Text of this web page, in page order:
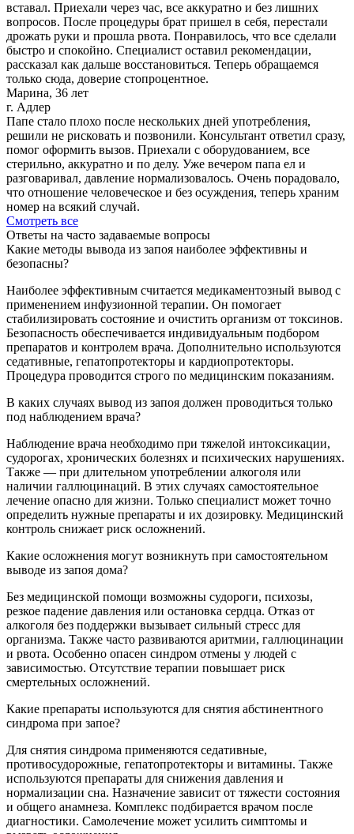
вставал. Приехали через час, все аккуратно и без лишних
вопросов. После процедуры брат пришел в себя, перестали
дрожать руки и прошла рвота. Понравилось, что все сделали
быстро и спокойно. Специалист оставил рекомендации,
рассказал как дальше восстановиться. Теперь обращаемся
только сюда, доверие стопроцентное.
Марина, 36 лет
г. Адлер
Папе стало плохо после нескольких дней употребления,
решили не рисковать и позвонили. Консультант ответил сразу,
помог оформить вызов. Приехали с оборудованием, все
стерильно, аккуратно и по делу. Уже вечером папа ел и
разговаривал, давление нормализовалось. Очень порадовало,
что отношение человеческое и без осуждения, теперь храним
номер на всякий случай.
Смотреть все
Ответы на часто задаваемые вопросы
Какие методы вывода из запоя наиболее эффективны и
безопасны?
Наиболее эффективным считается медикаментозный вывод с
применением инфузионной терапии. Он помогает
стабилизировать состояние и очистить организм от токсинов.
Безопасность обеспечивается индивидуальным подбором
препаратов и контролем врача. Дополнительно используются
седативные, гепатопротекторы и кардиопротекторы.
Процедура проводится строго по медицинским показаниям.
В каких случаях вывод из запоя должен проводиться только
под наблюдением врача?
Наблюдение врача необходимо при тяжелой интоксикации,
судорогах, хронических болезнях и психических нарушениях.
Также — при длительном употреблении алкоголя или
наличии галлюцинаций. В этих случаях самостоятельное
лечение опасно для жизни. Только специалист может точно
определить нужные препараты и их дозировку. Медицинский
контроль снижает риск осложнений.
Какие осложнения могут возникнуть при самостоятельном
выводе из запоя дома?
Без медицинской помощи возможны судороги, психозы,
резкое падение давления или остановка сердца. Отказ от
алкоголя без поддержки вызывает сильный стресс для
организма. Также часто развиваются аритмии, галлюцинации
и рвота. Особенно опасен синдром отмены у людей с
зависимостью. Отсутствие терапии повышает риск
смертельных осложнений.
Какие препараты используются для снятия абстинентного
синдрома при запое?
Для снятия синдрома применяются седативные,
противосудорожные, гепатопротекторы и витамины. Также
используются препараты для снижения давления и
нормализации сна. Назначение зависит от тяжести состояния
и общего анамнеза. Комплекс подбирается врачом после
диагностики. Самолечение может усилить симптомы и